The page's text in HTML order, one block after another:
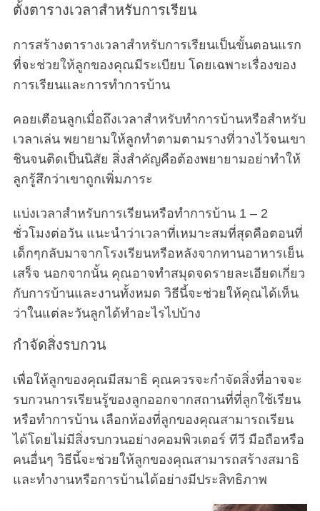
ตั้งตารางเวลาสำหรับการเรียน
การสร้างตารางเวลาสำหรับการเรียนเป็นขั้นตอนแรก
ที่จะช่วยให้ลูกของคุณมีระเบียบ โดยเฉพาะเรื่องของ
การเรียนและการทำการบ้าน
คอยเตือนลูกเมื่อถึงเวลาสำหรับทำการบ้านหรือสำหรับ
เวลาเล่น พยายามให้ลูกทำตามตามรางที่วางไว้จนเขา
ชินจนติดเป็นนิสัย สิ่งสำคัญคือต้องพยายามอย่าทำให้
ลูกรู้สึกว่าเขาถูกเพิ่มภาระ
แบ่งเวลาสำหรับการเรียนหรือทำการบ้าน 1 – 2
ชั่วโมงต่อวัน แนะนำว่าเวลาที่เหมาะสมที่สุดคือตอนที่
เด็กๆกลับมาจากโรงเรียนหรือหลังจากทานอาหารเย็น
เสร็จ นอกจากนั้น คุณอาจทำสมุดจดรายละเอียดเกี่ยว
กับการบ้านและงานทั้งหมด วิธีนี้จะช่วยให้คุณได้เห็น
ว่าในแต่ละวันลูกได้ทำอะไรไปบ้าง
กำจัดสิ่งรบกวน
เพื่อให้ลูกของคุณมีสมาธิ คุณควรจะกำจัดสิ่งที่อาจจะ
รบกวนการเรียนรู้ของลูกออกจากสถานที่ที่ลูกใช้เรียน
หรือทำการบ้าน เลือกห้องที่ลูกของคุณสามารถเรียน
ได้โดยไม่มีสิ่งรบกวนอย่างคอมพิวเตอร์ ทีวี มือถือหรือ
คนอื่นๆ วิธีนี้จะช่วยให้ลูกของคุณสามารถสร้างสมาธิ
และทำงานหรือการบ้านได้อย่างมีประสิทธิภาพ